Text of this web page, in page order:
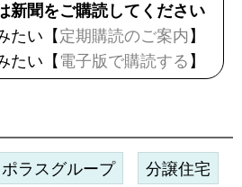
新聞をご購読してください
たい【 定期購読のご案内 】
たい【 電子版で購読する 】
ポラスグループ 分譲住宅